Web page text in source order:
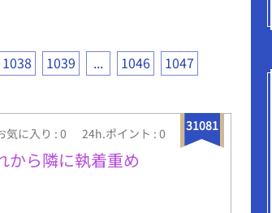
1038 1039 ... 1046
1047
31081
気に入り : 0 24h.ポイント : 0
ら隣に執着重め